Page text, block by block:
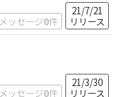
メッセージ0件
21/7/21
リリース
メッセージ0件
21/3/30
リリース